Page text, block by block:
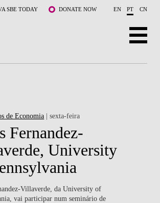
SBE TODAY DONATE NOW EN PT CN
de Economia | sexta-feira
Fernandez-
University
Villaverde, da University of
vai participar num seminário de